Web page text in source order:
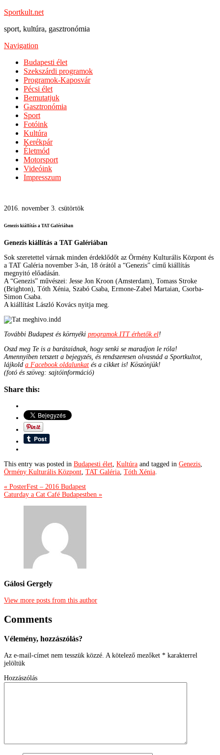
Sportkult.net
sport, kultúra, gasztronómia
Navigation
Budapesti élet
Szekszárdi programok
Programok-Kaposvár
Pécsi élet
Bemutatjuk
Gasztronómia
Sport
Fotóink
Kultúra
Kerékpár
Életmód
Motorsport
Videóink
Impresszum
2016. november 3. csütörtök
Genezis kiállítás a TAT Galériában
Genezis kiállítás a TAT Galériában
Sok szeretettel várnak minden érdeklődőt az Örmény Kulturális Központ és
a TAT Galéria november 3-án, 18 órától a “Genezis” című kiállítás
megnyitó előadásán.
A “Genezis” művészei: Jesse Jon Kroon (Amsterdam), Tomass Stroke
(Brighton), Tóth Xénia, Szabó Csaba, Ermone-Zabel Martaian, Csorba-
Simon Csaba.
A kiállítást László Kovács nyitja meg.
További Budapest és környéki programok ITT érhetők el!
Oszd meg Te is a barátaidnak, hogy senki se maradjon le róla!
Amennyiben tetszett a bejegyzés, és rendszeresen olvasnád a Sportkultot,
lájkold a Facebook oldalunkat és a cikket is! Köszönjük!
(fotó és szöveg: sajtóinformáció)
Share this:
This entry was posted in Budapesti élet, Kultúra and tagged in Genezis,
Örmény Kulturális Központ, TAT Galéria, Tóth Xénia.
« PosterFest – 2016 Budapest
Caturday a Cat Café Budapestben »
Gálosi Gergely
View more posts from this author
Comments
Vélemény, hozzászólás?
Az e-mail-címet nem tesszük közzé. A kötelező mezőket * karakterrel
jelöltük
Hozzászólás